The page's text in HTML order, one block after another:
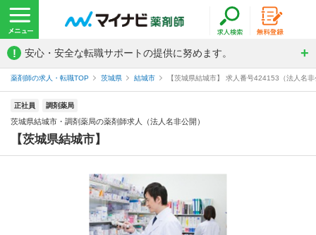
! 安心・安全な転職サポートの提供に努めます。
薬剤師の求人・転職TOP 茨城県 結城市 【茨城県結城市】 求人番号424153（法人名
正社員 調剤薬局
茨城県結城市・調剤薬局の薬剤師求人（法人名非公開）
【茨城県結城市】